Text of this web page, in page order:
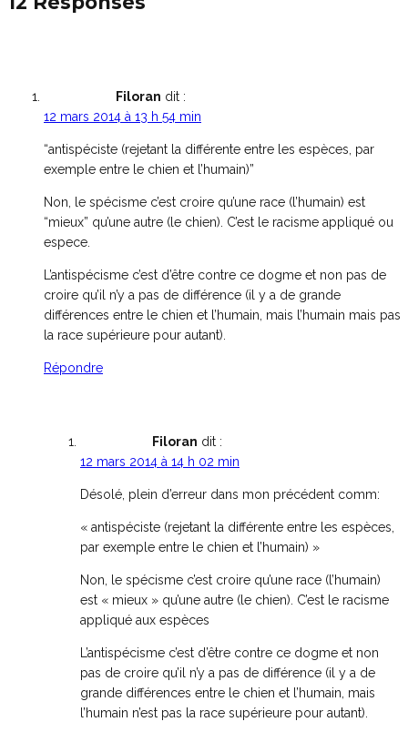
Filoran dit :
12 mars 2014 à 13 h 54 min
“antispéciste (rejetant la différente entre les espèces, par
exemple entre le chien et l’humain)”
Non, le spécisme c’est croire qu’une race (l’humain) est
“mieux” qu’une autre (le chien). C’est le racisme appliqué ou
espece.
L’antispécisme c’est d’être contre ce dogme et non pas de
croire qu’il n’y a pas de différence (il y a de grande
différences entre le chien et l’humain, mais l’humain mais pas
la race supérieure pour autant).
Répondre
Filoran dit :
12 mars 2014 à 14 h 02 min
Désolé, plein d’erreur dans mon précédent comm:
« antispéciste (rejetant la différente entre les espèces,
par exemple entre le chien et l’humain) »
Non, le spécisme c’est croire qu’une race (l’humain)
est « mieux » qu’une autre (le chien). C’est le racisme
appliqué aux espèces
L’antispécisme c’est d’être contre ce dogme et non
pas de croire qu’il n’y a pas de différence (il y a de
grande différences entre le chien et l’humain, mais
l’humain n’est pas la race supérieure pour autant).